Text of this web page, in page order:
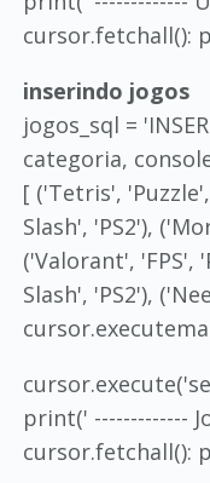
cursor.fetchall():
inserindo jogos
jogos_sql =
categoria,
[ ('Tetris',
Slash', 'PS2'),
('Valorant', 'FPS',
Slash', 'PS2'),
print(' -------------
cursor.fetchall():